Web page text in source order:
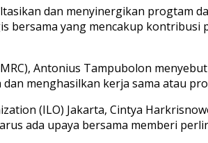
dan menyinergikan progtam
bersama yang mencakup
Antonius Tampubolon
menghasilkan kerja sama atau
(ILO) Jakarta, Cintya
ada upaya bersama memberi